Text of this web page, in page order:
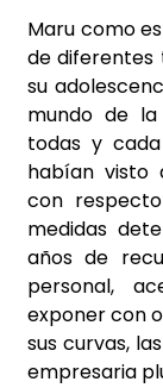
Maru como
de diferentes
su
mundo de
todas y
habían visto
con
medidas
años de
personal,
exponer con
sus curvas,
empresaria